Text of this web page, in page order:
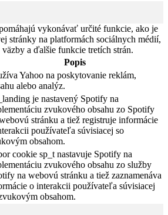
vykonávať určité funkcie, ako je
stránky na platformách sociálnych médií,
a ďalšie funkcie tretích strán.
Popis
Yahoo na poskytovanie reklám,
alebo analýz.
je nastavený Spotify na
zvukového obsahu zo Spotify
stránku a tiež registruje informácie
používateľa súvisiacej so
obsahom.
cookie sp_t nastavuje Spotify na
zvukového obsahu zo služby
na webovú stránku a tiež zaznamenáva
o interakcii používateľa súvisiacej
obsahom.